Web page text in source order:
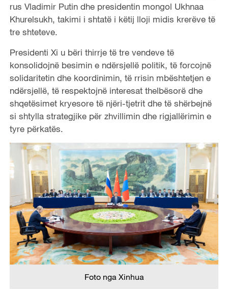
rus Vladimir Putin dhe presidentin mongol Ukhnaa
Khurelsukh, takimi i shtatë i këtij lloji midis krerëve të
tre shteteve.
Presidenti Xi u bëri thirrje të tre vendeve të
konsolidojnë besimin e ndërsjellë politik, të forcojnë
solidaritetin dhe koordinimin, të rrisin mbështetjen e
ndërsjellë, të respektojnë interesat thelbësorë dhe
shqetësimet kryesore të njëri-tjetrit dhe të shërbejnë
si shtylla strategjike për zhvillimin dhe rigjallërimin e
tyre përkatës.
Foto nga Xinhua